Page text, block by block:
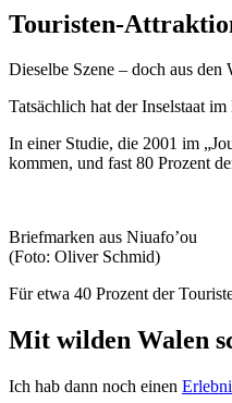
Touristen-
Dieselbe Szene – doch aus
Tatsächlich hat der Inselstaat
In einer Studie, die 2001 im
kommen, und fast 80 Prozent
Briefmarken aus Niuafo’ou
(Foto: Oliver Schmid)
Für etwa 40 Prozent der
Mit wilden Walen
Ich hab dann noch einen